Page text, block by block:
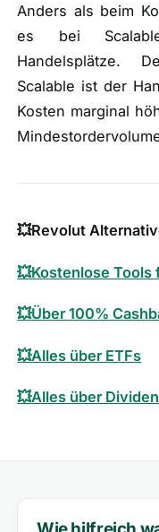
Anders als beim
es bei
Handelsplätze.
Scalable ist der
Kosten marginal
💥Revolut
💥Kostenlose Tools
💥Über 100%
💥Alles über ETFs
💥Alles über